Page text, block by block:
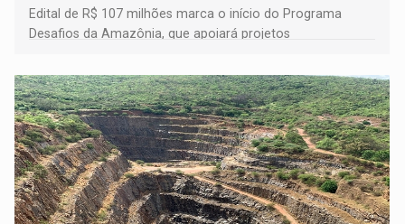
Edital de R$ 107 milhões marca o início do Programa
Desafios da Amazônia, que apoiará projetos
submissão de pré-propostas poderá ser feita até 1º de
setembro